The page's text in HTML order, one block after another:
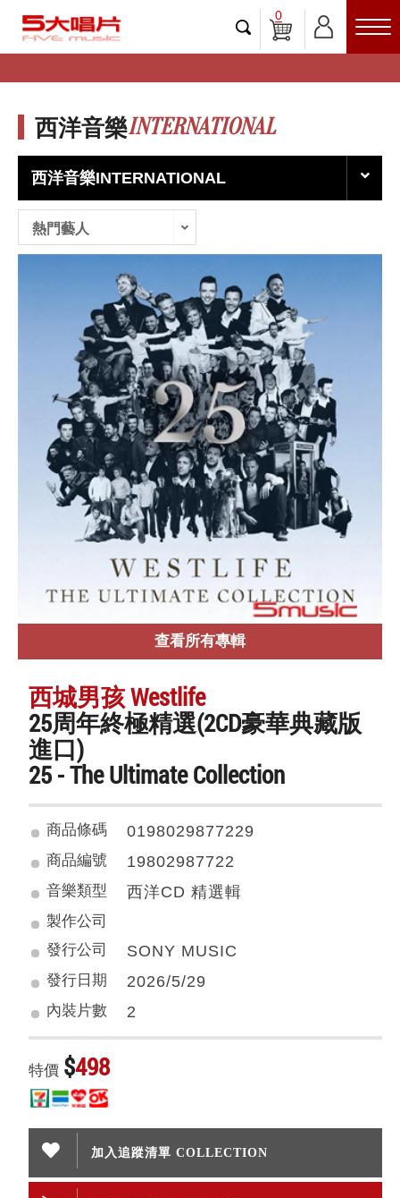
0
西洋音樂INTERNATIONAL
西洋音樂INTERNATIONAL
熱門藝人
查看所有專輯
西城男孩 Westlife
25周年終極精選(2CD豪華典藏版
進口)
25 - The Ultimate Collection
商品條碼 0198029877229
商品編號 19802987722
音樂類型 西洋CD 精選輯
製作公司
發行公司
SONY MUSIC
發行日期 2026/5/29
內裝片數 2
特價 $498
加入追蹤清單 COLLECTION